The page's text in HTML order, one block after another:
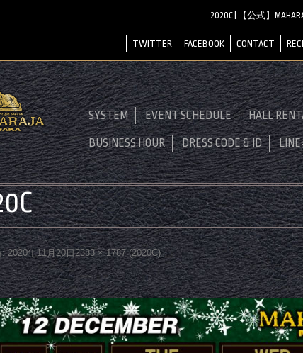
2020C | 【公式】
TWITTER FACEBOOK CONTACT
SYSTEM EVENT SCHEDULE HALL
BUSINESS HOUR DRESS CODE & ID
: 2020年11月20日2383 × 1787(2020C)